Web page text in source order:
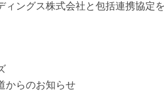
ィングス株式会社と包括連携協定
からのお知らせ